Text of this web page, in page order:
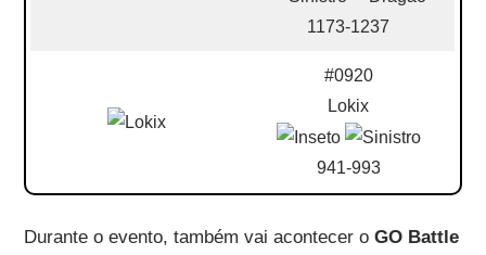
1173-1237
#0920
Lokix
941-993
Durante o evento, também vai acontecer o GO Battle